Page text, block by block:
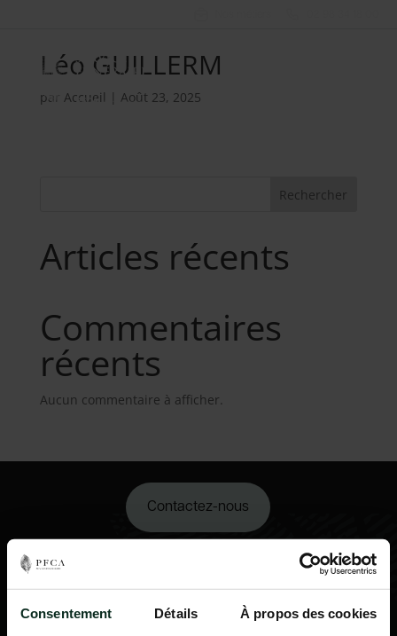
Consentement Détails À propos des cookies
Léo GUILLERM
par Accueil | Août 23, 2025
Rechercher
Articles récents
Commentaires
récents
Aucun commentaire à afficher.
Contactez-nous